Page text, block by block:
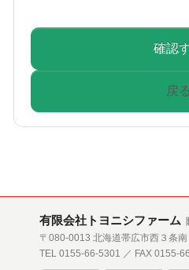
戻る
確認
有限会社トヨニシファーム
〒080-0013 北海道帯広市西３条
TEL 0155-66-5301 ／ FAX 0155-